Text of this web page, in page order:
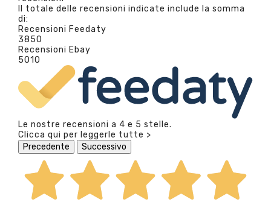
Il totale delle recensioni indicate include la somma
di:
Recensioni Feedaty
3850
Recensioni Ebay
5010
Le nostre recensioni a 4 e 5 stelle.
Clicca qui per leggerle tutte >
Precedente
Successivo